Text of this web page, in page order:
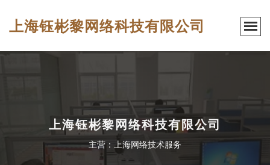
上海钰彬黎网络科技有限公司
上海钰彬黎网络科技有限公司
主营：上海网络技术服务